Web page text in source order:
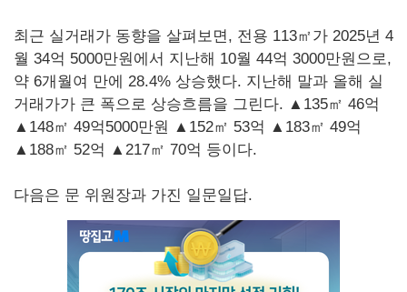
최근 실거래가 동향을 살펴보면, 전용 113㎡가 2025년 4
월 34억 5000만원에서 지난해 10월 44억 3000만원으로,
약 6개월여 만에 28.4% 상승했다. 지난해 말과 올해 실
거래가가 큰 폭으로 상승흐름을 그린다. ▲135㎡ 46억
▲148㎡ 49억5000만원 ▲152㎡ 53억 ▲183㎡ 49억
▲188㎡ 52억 ▲217㎡ 70억 등이다.
다음은 문 위원장과 가진 일문일답.